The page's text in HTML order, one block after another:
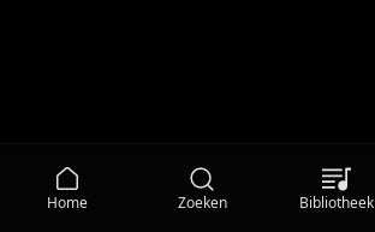
Home Zoeken Bibliotheek